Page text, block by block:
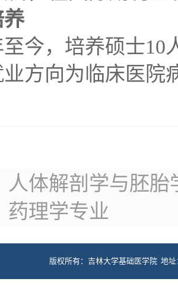
养
至今，培养硕士10
方向为临床医院
人体解剖学与胚胎
药理学专业
版权所有：吉林大学基础医学院 地